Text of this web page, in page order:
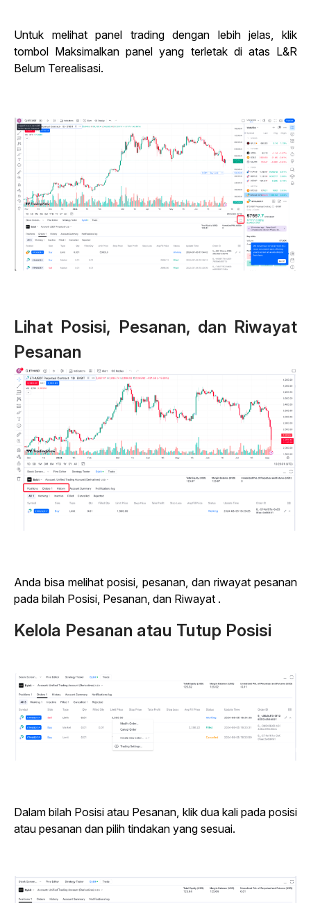
Untuk melihat panel trading dengan lebih jelas, klik
tombol Maksimalkan panel yang terletak di atas L&R
Belum Terealisasi.
Lihat Posisi, Pesanan, dan Riwayat
Pesanan
Anda bisa melihat posisi, pesanan, dan riwayat pesanan
pada bilah Posisi, Pesanan, dan Riwayat .
Kelola Pesanan atau Tutup Posisi
Dalam bilah Posisi atau Pesanan, klik dua kali pada posisi
atau pesanan dan pilih tindakan yang sesuai.